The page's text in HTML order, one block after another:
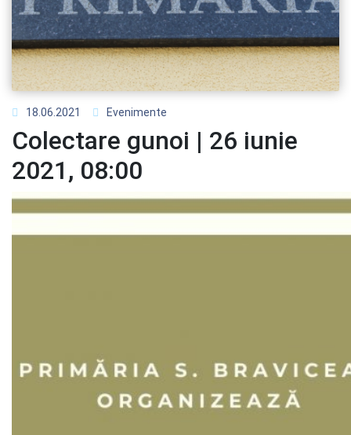
18.06.2021 Evenimente
Colectare gunoi | 26 iunie
2021, 08:00